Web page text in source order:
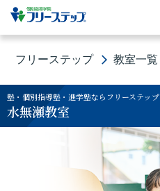
フリーステップ 教室一覧
塾・個別指導塾・進学塾ならフリーステップ
水無瀬教室